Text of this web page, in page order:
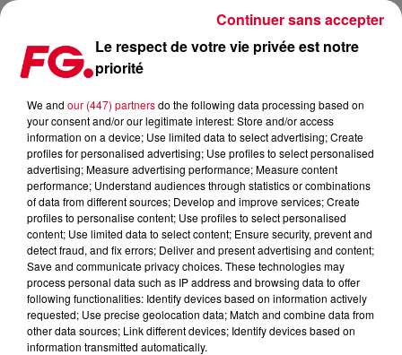
MAMA SHELTER À RENNES
Publié : 5 janvier 2023 à 12h16 par Solène Cordier
Le respect de votre vie privée est notre
priorité
We and our (447) partnersdo the following data processing based on
your consent and/or our legitimate interest: Store and/or access
information on a device; Use limited data to select advertising; Create
profiles for personalised advertising; Use profiles to select personalised
advertising; Measure advertising performance; Measure content
performance; Understand audiences through statistics or combinations
of data from different sources; Develop and improve services; Create
profiles to personalise content; Use profiles to select personalised
content; Use limited data to select content; Ensure security, prevent and
detect fraud, and fix errors; Deliver and present advertising and content;
Save and communicate privacy choices. These technologies may
process personal data such as IP address and browsing data to offer
following functionalities: Identify devices based on information actively
requested; Use precise geolocation data; Match and combine data from
other data sources; Link different devices; Identify devices based on
information transmitted automatically.
Continuer sans accepter